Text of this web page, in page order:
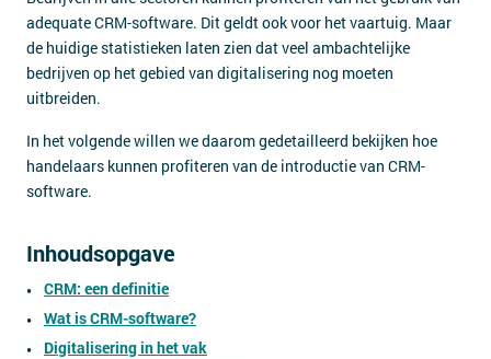
adequate CRM-software. Dit geldt ook voor het vaartuig. Maar
de huidige statistieken laten zien dat veel ambachtelijke
bedrijven op het gebied van digitalisering nog moeten
uitbreiden.
In het volgende willen we daarom gedetailleerd bekijken hoe
handelaars kunnen profiteren van de introductie van CRM-
software.
Inhoudsopgave
CRM: een definitie
Wat is CRM-software?
Digitalisering in het vak